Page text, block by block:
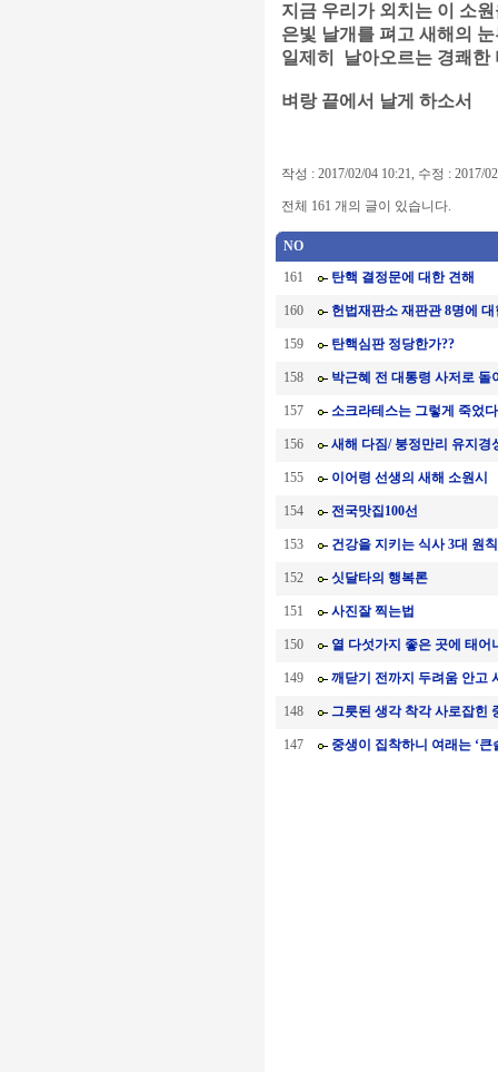
지금 우리가 외치는 이 소
은빛 날개를 펴고 새해의
일제히 날아오르는 경쾌한
벼랑 끝에서 날게 하소서
작성 : 2017/02/04 10:21, 수정 : 2017/
전체 161 개의 글이 있습니다.
NO
161
탄핵 결정문에 대한 견해
160 헌법재판소 재판관 8명에
159 탄핵심판 정당한가??
158 박근혜 전 대통령 사저로 돌
157 소크라테스는 그렇게 죽었다
156 새해 다짐/ 붕정만리 유지경
155 이어령 선생의 새해 소원시
154 전국맛집100선
153 건강을 지키는 식사 3대 원칙
152 싯달타의 행복론
151 사진잘 찍는법
150 열 다섯가지 좋은 곳에 태어
149 깨닫기 전까지 두려움 안고
148 그릇된 생각 착각 사로잡힌
147 중생이 집착하니 여래는 ‘큰